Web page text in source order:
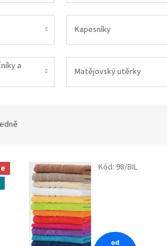
Kapesníky
a
Matějovský utěrky
od
Kód: 98/BIL